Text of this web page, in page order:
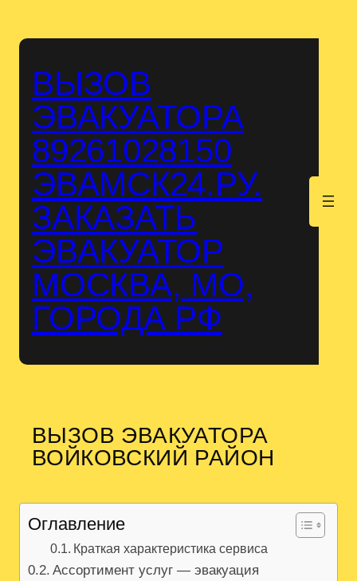
ВЫЗОВ
ЭВАКУАТОРА
89261028150
ЭВАМСК24.РУ.
ЗАКАЗАТЬ
ЭВАКУАТОР
МОСКВА, МО,
ГОРОДА РФ
ВЫЗОВ ЭВАКУАТОРА
ВОЙКОВСКИЙ РАЙОН
Оглавление
Краткая характеристика сервиса
Ассортимент услуг — эвакуация